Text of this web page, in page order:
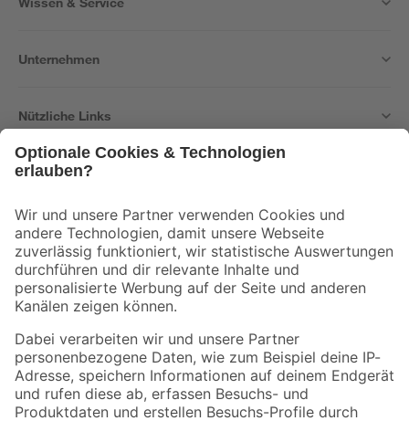
Unternehmen
Nützliche Links
Der toom Newsletter: Keine Angebote und Aktionen mehr verpassen!
Zur Newsletter Anmeldung
Folge uns
Zahlungsarten Versandarten